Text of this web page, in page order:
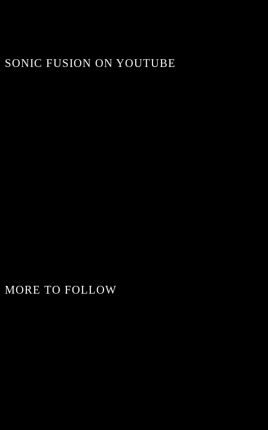
SONIC FUSION ON YOUTUBE
MORE TO FOLLOW